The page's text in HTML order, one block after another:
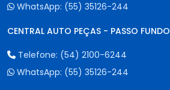
WhatsApp: (55) 35126-244
CENTRAL AUTO PEÇAS - PASSO FUNDO
Telefone: (54) 2100-6244
WhatsApp: (55) 35126-244